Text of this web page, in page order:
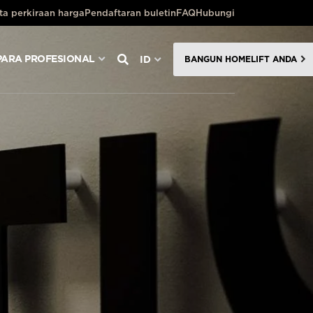
perkiraan harga Pendaftaran buletinFAQHubungi
PROFESIONAL ID BANGUN HOMELIFT ANDA